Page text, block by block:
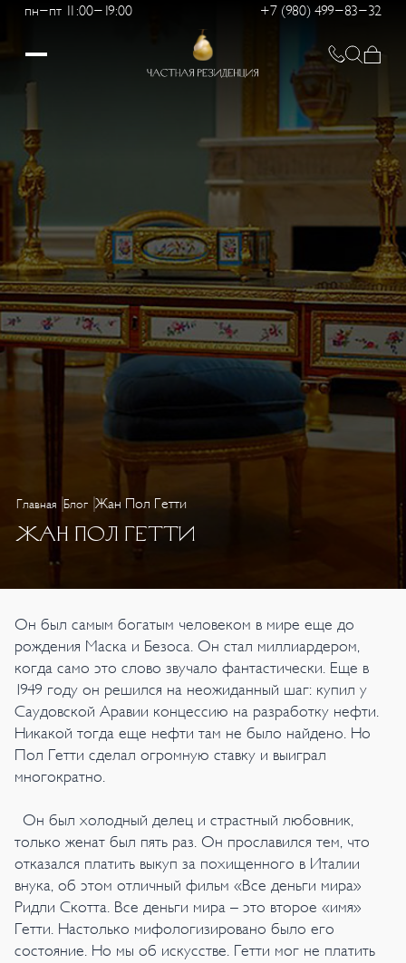
пн-пт 11:00-19:00 +7 (980) 499-83-32
Главная Блог Жан Пол Гетти
ЖАН ПОЛ ГЕТТИ
Он был самым богатым человеком в мире еще до
рождения Маска и Безоса. Он стал миллиардером,
когда само это слово звучало фантастически. Еще в
1949 году он решился на неожиданный шаг: купил у
Саудовской Аравии концессию на разработку нефти.
Никакой тогда еще нефти там не было найдено. Но
Пол Гетти сделал огромную ставку и выиграл
многократно.
Он был холодный делец и страстный любовник,
только женат был пять раз. Он прославился тем, что
отказался платить выкуп за похищенного в Италии
внука, об этом отличный фильм «Все деньги мира»
Ридли Скотта. Все деньги мира – это второе «имя»
Гетти. Настолько мифологизировано было его
состояние. Но мы об искусстве. Гетти мог не платить